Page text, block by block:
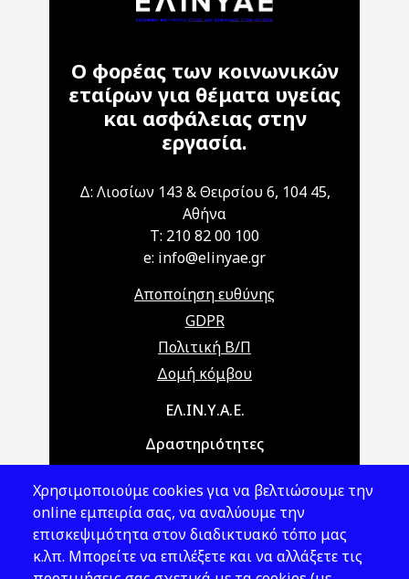
Ο φορέας των κοινωνικών
εταίρων για θέματα υγείας
και ασφάλειας στην
εργασία.
Δ: Λιοσίων 143 & Θειρσίου 6, 104 45,
Αθήνα
T: 210 82 00 100
e: info@elinyae.gr
Αποποίηση ευθύνης
GDPR
Πολιτική Β/Π
Δομή κόμβου
Main navigationΕΛ.ΙΝ.Υ.Α.Ε.
Δραστηριότητες
Νομοθεσία
Εκδόσεις
Χρησιμοποιούμε cookies για να βελτιώσουμε την
online εμπειρία σας, να αναλύουμε την
επισκεψιμότητα στον διαδικτυακό τόπο μας
κ.λπ. Μπορείτε να επιλέξετε και να αλλάξετε τις